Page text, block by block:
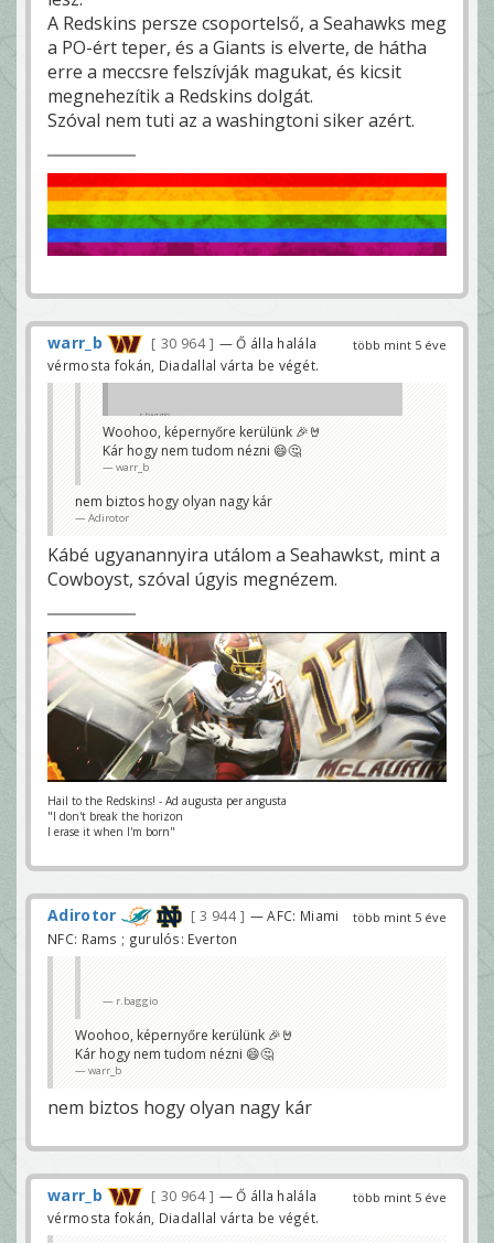
A Redskins persze csoportelső, a Seahawks meg
a PO-ért teper, és a Giants is elverte, de hátha
erre a meccsre felszívják magukat, és kicsit
megnehezítik a Redskins dolgát.
Szóval nem tuti az a washingtoni siker azért.
több mint 5 éve
warr_b 30 964
— Ő álla halála
vérmosta fokán, Diadallal várta be végét.
r.baggio
Woohoo, képernyőre kerülünk 🎉🤘
Kár hogy nem tudom nézni 😄🤔
warr_b
nem biztos hogy olyan nagy kár
Adirotor
Kábé ugyanannyira utálom a Seahawkst, mint a
Cowboyst, szóval úgyis megnézem.
Hail to the Redskins! - Ad augusta per angusta
"I don't break the horizon
I erase it when I'm born"
több mint 5 éve
Adirotor 3 944
— AFC: Miami
NFC: Rams ; gurulós: Everton
r.baggio
Woohoo, képernyőre kerülünk 🎉🤘
Kár hogy nem tudom nézni 😄🤔
warr_b
nem biztos hogy olyan nagy kár
több mint 5 éve
warr_b 30 964
— Ő álla halála
vérmosta fokán, Diadallal várta be végét.